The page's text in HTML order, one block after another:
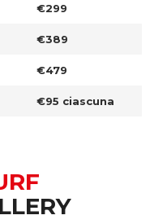
€299
€389
€479
€95 ciascuna